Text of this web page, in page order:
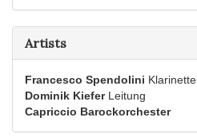
Artists
Francesco Spendolini Klarinette
Dominik KieferLeitung
Capriccio Barockorchester